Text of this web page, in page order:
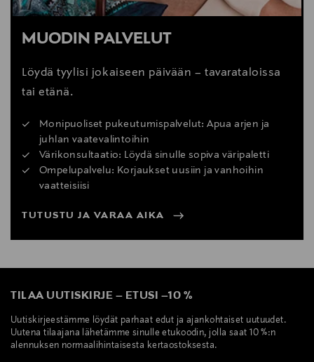
MUODIN PALVELUT
Löydä tyylisi jokaiseen päivään – tavarataloissa
tai etänä.
Monipuoliset pukeutumispalvelut: Apua arjen ja
juhlan vaatevalintoihin
Värikonsultaatio: Löydä sinulle sopiva väripaletti
Ompelupalvelu: Korjaukset uusiin ja vanhoihin
vaatteisiisi
TUTUSTU JA VARAA AIKA
TILAA UUTISKIRJE – ETUSI –10 %
Uutiskirjeestämme löydät parhaat edut ja ajankohtaiset uutuudet.
Uutena tilaajana lähetämme sinulle etukoodin, jolla saat 10 %:n
alennuksen normaalihintaisesta kertaostoksesta.